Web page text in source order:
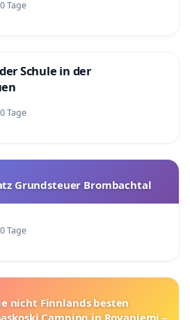
Tage
Schule in der
Tage
Grundsteuer Brombachtal
Tage
nicht Finnlands besten
Camping in Rovaniemi –